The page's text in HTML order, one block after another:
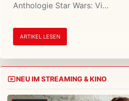
Anthologie Star Wars: Vi…
ARTIKEL LESEN
NEU IM STREAMING & KINO